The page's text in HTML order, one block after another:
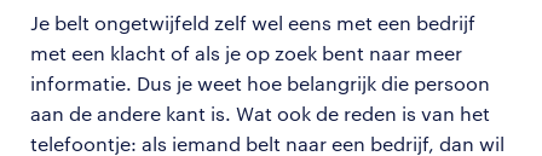
Je belt ongetwijfeld zelf wel eens met een bedrijf
met een klacht of als je op zoek bent naar meer
informatie. Dus je weet hoe belangrijk die persoon
aan de andere kant is. Wat ook de reden is van het
telefoontje: als iemand belt naar een bedrijf, dan wil